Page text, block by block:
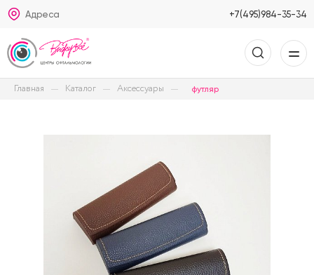
Адреса +7(495)984-35-34
Главная Каталог Аксессуары футляр